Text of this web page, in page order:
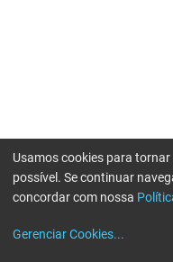
Usamos cookies para
possível. Se continuar
concordar com nossa
Gerenciar Cookies...